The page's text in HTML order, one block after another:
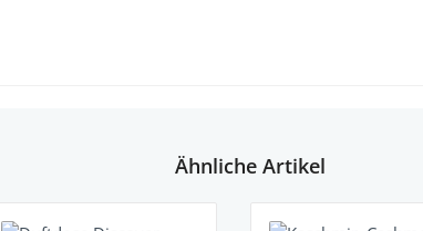
Ähnliche Artikel